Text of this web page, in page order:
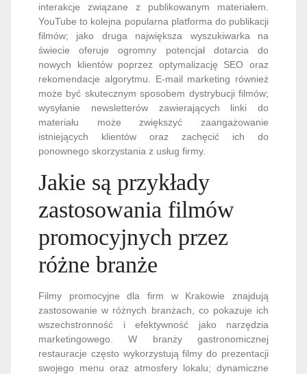
interakcje związane z publikowanym materiałem.
YouTube to kolejna popularna platforma do publikacji
filmów; jako druga największa wyszukiwarka na
świecie oferuje ogromny potencjał dotarcia do
nowych klientów poprzez optymalizację SEO oraz
rekomendacje algorytmu. E-mail marketing również
może być skutecznym sposobem dystrybucji filmów;
wysyłanie newsletterów zawierających linki do
materiału może zwiększyć zaangażowanie
istniejących klientów oraz zachęcić ich do
ponownego skorzystania z usług firmy.
Jakie są przykłady
zastosowania filmów
promocyjnych przez
różne branże
Filmy promocyjne dla firm w Krakowie znajdują
zastosowanie w różnych branżach, co pokazuje ich
wszechstronność i efektywność jako narzędzia
marketingowego. W branży gastronomicznej
restauracje często wykorzystują filmy do prezentacji
swojego menu oraz atmosfery lokalu; dynamiczne